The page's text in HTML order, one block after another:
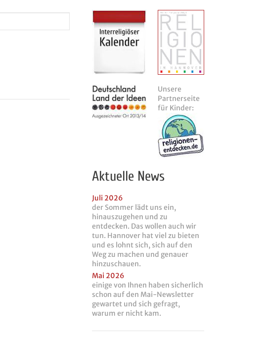
Unsere
Partnerseite
für Kinder:
Aktuelle News
Juli 2026
der Sommer lädt uns ein,
hinauszugehen und zu
entdecken. Das wollen auch wir
tun. Hannover hat viel zu bieten
und es lohnt sich, sich auf den
Weg zu machen und genauer
hinzuschauen.
Mai 2026
einige von Ihnen haben sicherlich
schon auf den Mai-Newsletter
gewartet und sich gefragt,
warum er nicht kam.